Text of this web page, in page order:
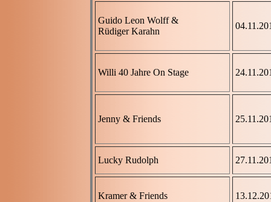
Guido Leon Wolff &
Rüdiger Karahn
Willi 40 Jahre On Stage
Jenny & Friends
Lucky Rudolph
Kramer & Friends